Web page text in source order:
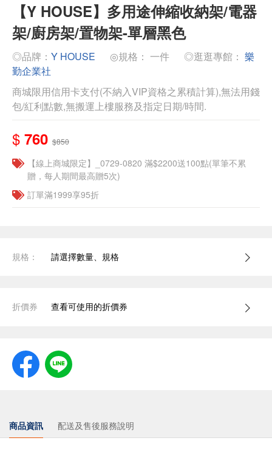
【Y HOUSE】多用途伸縮收納架/電器
架/廚房架/置物架-單層黑色
◎品牌： Y HOUSE ◎規格： 一件 ◎逛逛專館： 樂
勤企業社
商城限用信用卡支付(不納入VIP資格之累積計算),無法用錢
包/紅利點數,無搬運上樓服務及指定日期/時間.
$ 760 $850
【線上商城限定】_0729-0820 滿$2200送100點(單筆不累
贈，每人期間最高贈5次)
訂單滿1999享95折
規格： 請選擇數量、規格
折價券 查看可使用的折價券
商品資訊 配送及售後服務說明